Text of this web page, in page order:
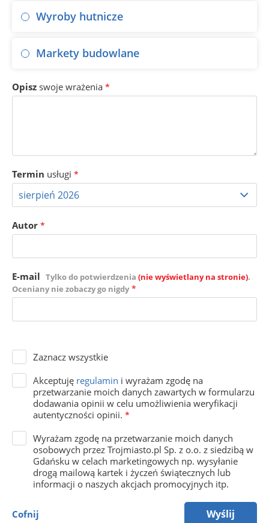
Wyroby hutnicze
Markety budowlane
Opisz swoje wrażenia *
Termin usługi *
Autor *
E-mail Tylko do potwierdzenia (nie wyświetlany na stronie).
Oceniany nie zobaczy go nigdy *
Zaznacz wszystkie
Akceptuję regulamin i wyrażam zgodę na
przetwarzanie moich danych zawartych w formularzu
dodawania opinii w celu umożliwienia weryfikacji
autentyczności opinii. *
Wyrażam zgodę na przetwarzanie moich danych
osobowych przez Trojmiasto.pl Sp. z o.o. z siedzibą w
Gdańsku w celach marketingowych np. wysyłanie
drogą mailową kartek i życzeń świątecznych lub
informacji o naszych akcjach promocyjnych itp.
Cofnij Wyślij